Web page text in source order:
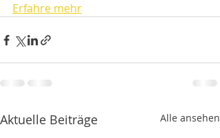
Erfahre mehr
Aktuelle Beiträge Alle ansehen